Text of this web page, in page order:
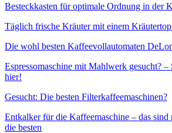
Besteckkasten für optimale Ordnung in der
Täglich frische Kräuter mit einem
Die wohl besten Kaffeevollautomaten
Espressomaschine mit Mahlwerk gesucht? –
hier!
Gesucht: Die besten Filterkaffeemaschinen?
Entkalker für die Kaffeemaschine – das sind
die besten